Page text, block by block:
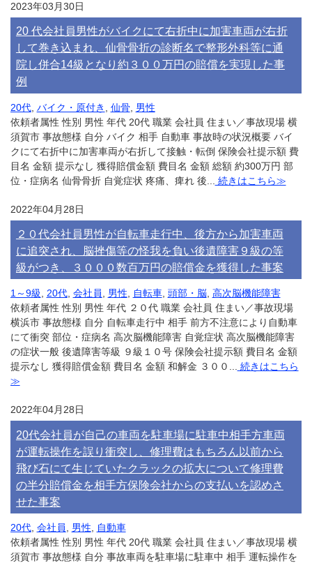
2023年03月30日
20 代会社員男性がバイクにて右折中に加害車両が右折
して巻き込まれ、仙骨骨折の診断名で整形外科等に通
院し併合14級となり約３００万円の賠償を実現した事
例
20代, バイク・原付き 仙骨, 男性
依頼者属性 性別 男性 年代 20代 職業 会社員 住まい／事故現場 横
須賀市 事故態様 自分 バイク 相手 自動車 事故時の状況概要 バイ
クにて右折中に加害車両が右折して接触・転倒 保険会社提示額 費
目名 金額 提示なし 獲得賠償金額 費目名 金額 総額 約300万円 部
位・症病名 仙骨骨折 自覚症状 疼痛、痺れ 後...
続きはこちら≫
2022年04月28日
２０代会社員男性が自転車走行中、後方から加害車両
に追突され、脳挫傷等の怪我を負い後遺障害９級の等
級がつき、３０００数百万円の賠償金を獲得した事案
1～9級 20代, 会社員 男性 自転車, 頭部・脳, 高次脳機能障害
依頼者属性 性別 男性 年代 ２０代 職業 会社員 住まい／事故現場
横浜市 事故態様 自分 自転車走行中 相手 前方不注意により自動車
にて衝突 部位・症病名 高次脳機能障害 自覚症状 高次脳機能障害
の症状一般 後遺障害等級 ９級１０号 保険会社提示額 費目名 金額
提示なし 獲得賠償金額 費目名 金額 和解金 ３００...
続きはこちら
≫
2022年04月28日
20代会社員が自己の車両を駐車場に駐車中相手方車両
が運転操作を誤り衝突し、修理費はもちろん以前から
飛び石にて生じていたクラックの拡大について修理費
の半分賠償金を相手方保険会社からの支払いを認めさ
せた事案
20代, 会社員 男性
自動車
依頼者属性 性別 男性 年代 20代 職業 会社員 住まい／事故現場 横
須賀市 事故態様 自分 事故車両を駐車場に駐車中 相手 運転操作を